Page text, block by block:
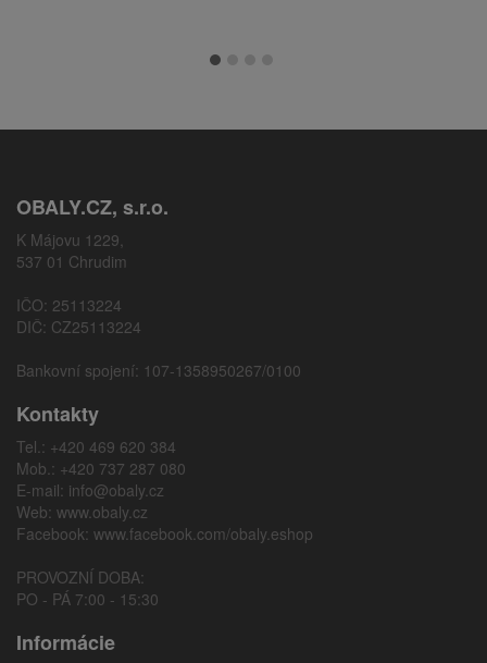
OBALY.CZ, s.r.o.
K Májovu 1229,
537 01 Chrudim
IČO: 25113224
DIČ: CZ25113224
Bankovní spojení: 107-1358950267/0100
Kontakty
Tel.: +420 469 620 384
Mob.: +420 737 287 080
E-mail: info@obaly.cz
Web: www.obaly.cz
Facebook: www.facebook.com/obaly.eshop
PROVOZNÍ DOBA:
PO - PÁ 7:00 - 15:30
Informácie